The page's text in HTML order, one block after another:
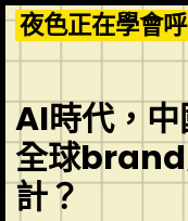
Skip
to
content
夜色正在學會
AI時代，
全球brand
計？